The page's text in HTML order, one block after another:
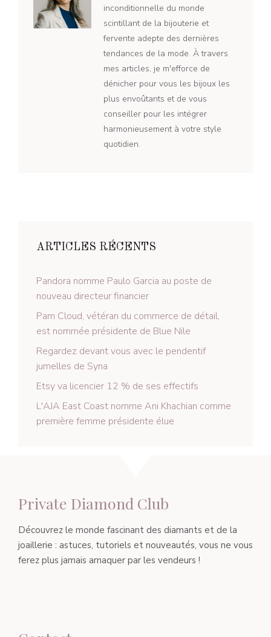
inconditionnelle du monde
scintillant de la bijouterie et
fervente adepte des dernières
tendances de la mode. À travers
mes articles, je m'efforce de
dénicher pour vous les bijoux les
plus envoûtants et de vous
conseiller pour les intégrer
harmonieusement à votre style
quotidien.
ARTICLES RÉCENTS
Pandora nomme Paulo Garcia au poste de
nouveau directeur financier
Pam Cloud, vétéran du commerce de détail,
est nommée présidente de Blue Nile
Regardez devant vous avec le pendentif
jumelles de Syna
Etsy va licencier 12 % de ses effectifs
L'AJA East Coast nomme Ani Khachian comme
première femme présidente élue
Private Diamond Club
Découvrez le monde fascinant des diamants et de la
joaillerie : astuces, tutoriels et nouveautés, vous ne vous
ferez plus jamais arnaquer par les vendeurs !